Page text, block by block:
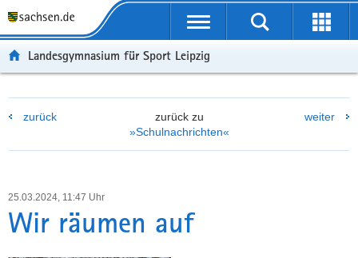
t
l
e
g
e
t
l
v
g
a
t
p
i
a
t
t
r
e
e
c
Landesgymnasium für Sport Leipzig
zurück
zurück zu
»Schulnachrichten«
weiter
25.03.2024, 11:47 Uhr
Wir räumen auf